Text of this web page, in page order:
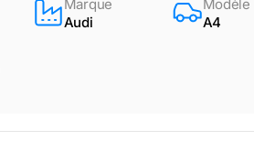
Marque
Audi
Modèle
A4